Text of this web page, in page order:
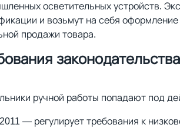
осветительных устройств.
и возьмут на себя
продажи товара.
ручной работы попадают под
— регулирует требования к